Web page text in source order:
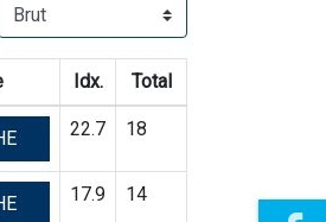
Idx. Total
22.7 18
17.9 14